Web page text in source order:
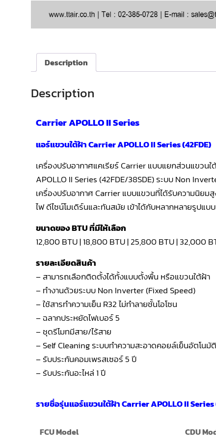
Description
Description
Carrier APOLLO II Series
แอร์แขวนใต้ฝ้า Carrier APOLLO II Series (42FDE)
เครื่องปรับอากาศแคเรียร์ Carrier แบบแยกส่วนแขวน
APOLLO II Series (42FDE/38SDE) ระบบ Non
เครื่องปรับอากาศ Carrier แบบแขวนที่ได้รับความนิยม
ไฟ ดีไซน์โมเดิร์นและทันสมัย เข้าได้กับหลากหลายรูปแ
ขนาดของ BTU ที่มีให้เลือก
12,800 BTU | 18,800 BTU | 25,800 BTU | 32,000
รายละเอียดสินค้า
– สามารถเลือกติดตั้งได้ทั้งแบบตั้งพื้น หรือแขวนใต้ฝ้า
– ทำงานด้วยระบบ Non Inverter (Fixed Speed)
– ใช้สารทำความเย็น R32 ไม่ทำลายชั้นโอโซน
– ฉลากประหยัดไฟเบอร์ 5
– ชุดรีโมทมีสาย/ไร้สาย
– Self Cleaning ระบบทำความสะอาดคอยล์เย็นอัตโนมัติ
– รับประกันคอมเพรสเซอร์ 5 ปี
– รับประกันอะไหล่ 1 ปี
รายชื่อรุ่นแอร์แขวนใต้ฝ้า Carrier APOLLO II Series
FCU Model CDU